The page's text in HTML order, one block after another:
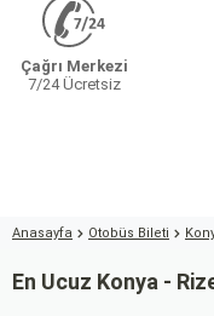
Çağrı Merkezi
7/24 Ücretsiz
Anasayfa Otobüs Bileti
En Ucuz Konya -